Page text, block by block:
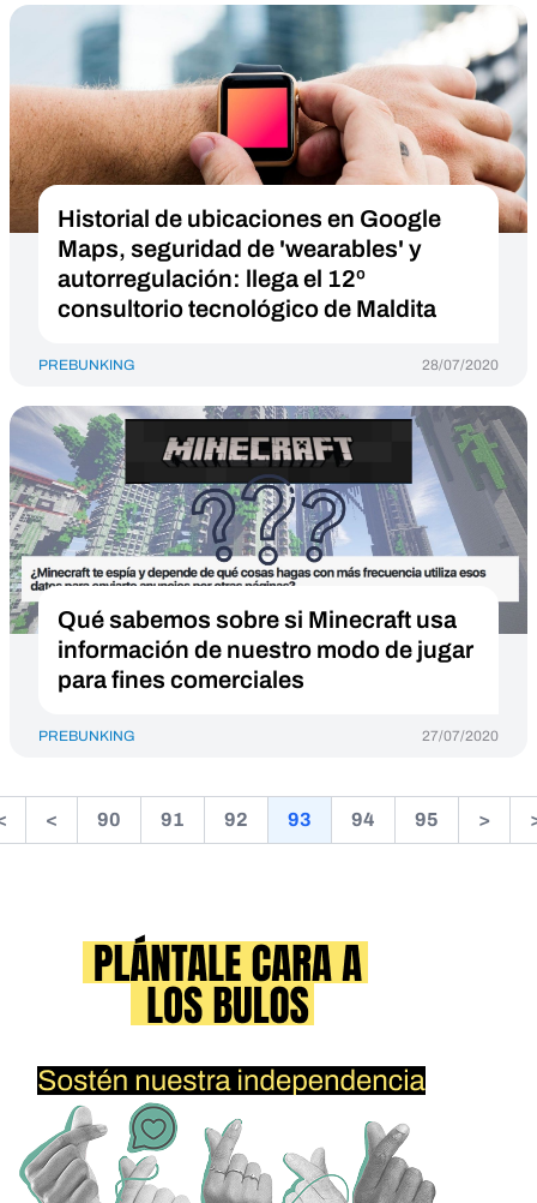
Historial de ubicaciones en Google
Maps, seguridad de 'wearables' y
autorregulación: llega el 12º
consultorio tecnológico de Maldita
PREBUNKING 28/07/2020
Qué sabemos sobre si Minecraft usa
información de nuestro modo de jugar
para fines comerciales
PREBUNKING 27/07/2020
< 90 91 92 93 94 95 >